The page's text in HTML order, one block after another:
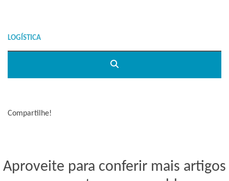
Compartilhe!
Aproveite para conferir mais artigos